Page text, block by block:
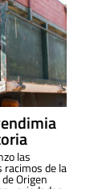
las
racimos de la
Origen